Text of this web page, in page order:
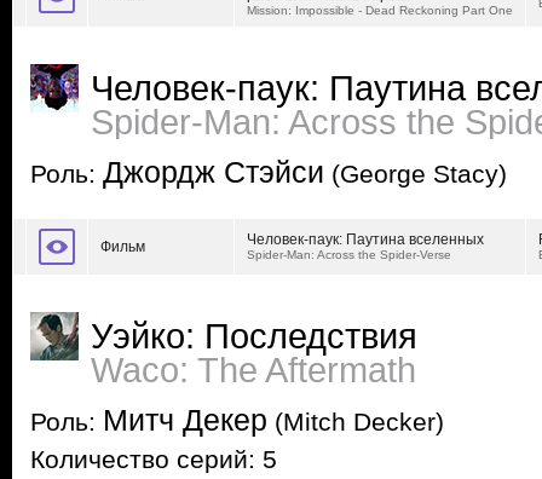
Mission: Impossible - Dead Reckoning Part One
Человек-паук: Паутина
Spider-Man: Across the
Роль: Джордж Стэйси (George Stacy)
Фильм Человек-паук: Паутина вселенных
Spider-Man: Across the Spider-Verse
Уэйко: Последствия
Waco: The Aftermath
Роль: Митч Декер (Mitch Decker)
Количество серий: 5